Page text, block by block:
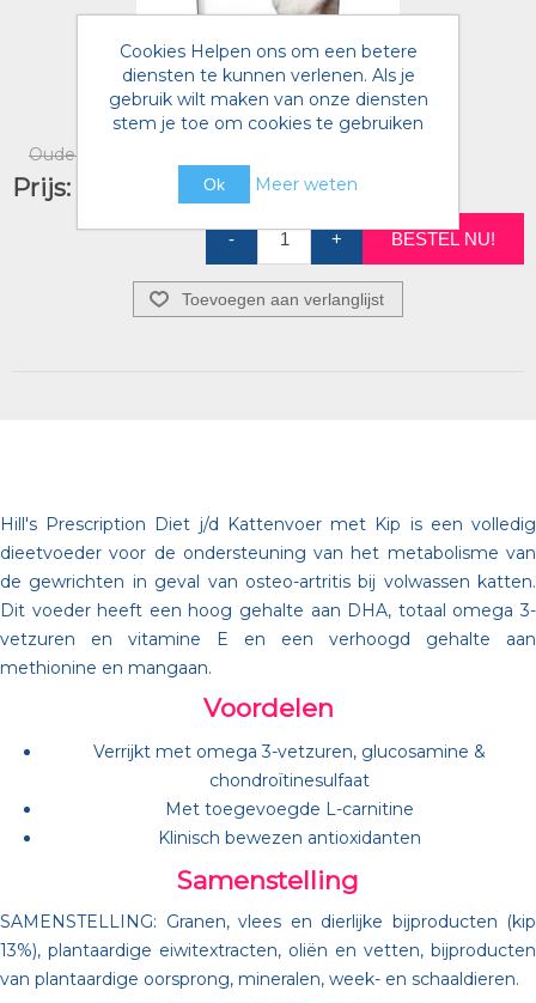
Hills Prescription Diet j/d CAT 3kg
Artikelnummer voorraad referentie: 4478962
Oude prijs:
Prijs: €44,75 incl. BTW
- + BESTEL NU!
Toevoegen aan verlanglijst
Hill's Prescription Diet j/d Kattenvoer met Kip is een volledig
dieetvoeder voor de ondersteuning van het metabolisme van
de gewrichten in geval van osteo-artritis bij volwassen katten.
Dit voeder heeft een hoog gehalte aan DHA, totaal omega 3-
vetzuren en vitamine E en een verhoogd gehalte aan
methionine en mangaan.
Voordelen
Verrijkt met omega 3-vetzuren, glucosamine &
chondroïtinesulfaat
Met toegevoegde L-carnitine
Klinisch bewezen antioxidanten
Samenstelling
SAMENSTELLING: Granen, vlees en dierlijke bijproducten (kip
13%), plantaardige eiwitextracten, oliën en vetten, bijproducten
van plantaardige oorsprong, mineralen, week- en schaaldieren.
Cookies Helpen ons om een betere
diensten te kunnen verlenen. Als je
gebruik wilt maken van onze diensten
stem je toe om cookies te gebruiken
Ok Meer weten